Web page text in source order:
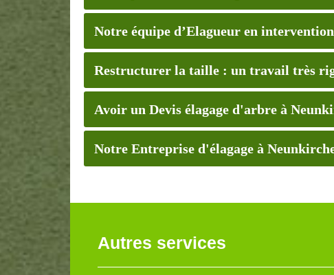
Notre équipe d’Elagueur en
Restructurer la taille : un travail très
Avoir un Devis élagage d'arbre à
Notre Entreprise d'élagage à
Autres services